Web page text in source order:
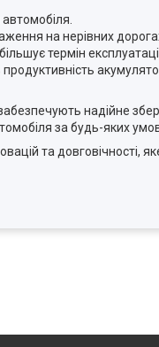
на нерівних
термін
надійне
за будь-яких умов
та довговічності,